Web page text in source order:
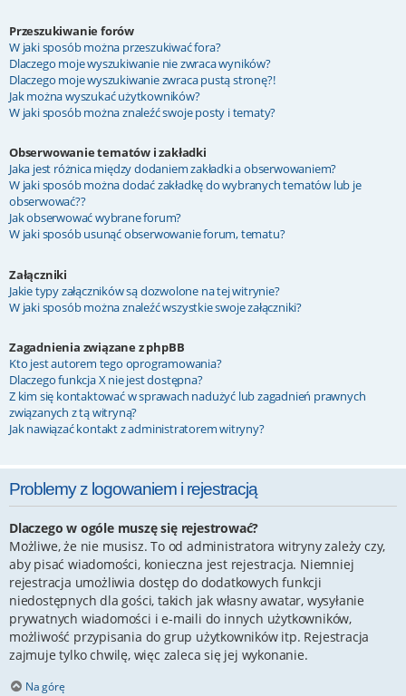
Przeszukiwanie forów
W jaki sposób można przeszukiwać fora?
Dlaczego moje wyszukiwanie nie zwraca wyników?
Dlaczego moje wyszukiwanie zwraca pustą stronę?!
Jak można wyszukać użytkowników?
W jaki sposób można znaleźć swoje posty i tematy?
Obserwowanie tematów i zakładki
Jaka jest różnica między dodaniem zakładki a obserwowaniem?
W jaki sposób można dodać zakładkę do wybranych tematów lub je
obserwować??
Jak obserwować wybrane forum?
W jaki sposób usunąć obserwowanie forum, tematu?
Załączniki
Jakie typy załączników są dozwolone na tej witrynie?
W jaki sposób można znaleźć wszystkie swoje załączniki?
Zagadnienia związane z phpBB
Kto jest autorem tego oprogramowania?
Dlaczego funkcja X nie jest dostępna?
Z kim się kontaktować w sprawach nadużyć lub zagadnień prawnych
związanych z tą witryną?
Jak nawiązać kontakt z administratorem witryny?
Problemy z logowaniem i rejestracją
Dlaczego w ogóle muszę się rejestrować?
Możliwe, że nie musisz. To od administratora witryny zależy czy,
aby pisać wiadomości, konieczna jest rejestracja. Niemniej
rejestracja umożliwia dostęp do dodatkowych funkcji
niedostępnych dla gości, takich jak własny awatar, wysyłanie
prywatnych wiadomości i e-maili do innych użytkowników,
możliwość przypisania do grup użytkowników itp. Rejestracja
zajmuje tylko chwilę, więc zaleca się jej wykonanie.
Na górę